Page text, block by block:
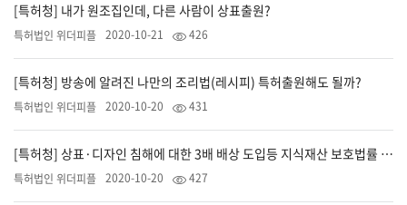
[특허청] 내가 원조집인데, 다른 사람이 상표출원?
특허법인 위더피플 2020-10-21 426
[특허청] 방송에 알려진 나만의 조리법(레시피) 특허출원해도 될까?
특허법인 위더피플 2020-10-20 431
[특허청] 상표·디자인 침해에 대한 3배 배상 도입등 지식재산 보호법률 공포·시행
특허법인 위더피플 2020-10-20 427